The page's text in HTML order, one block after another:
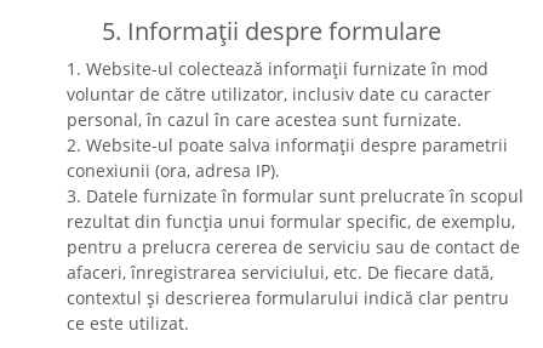
5. Informații despre formulare
1. Website-ul colectează informații furnizate în mod
voluntar de către utilizator, inclusiv date cu caracter
personal, în cazul în care acestea sunt furnizate.
2. Website-ul poate salva informații despre parametrii
conexiunii (ora, adresa IP).
3. Datele furnizate în formular sunt prelucrate în scopul
rezultat din funcția unui formular specific, de exemplu,
pentru a prelucra cererea de serviciu sau de contact de
afaceri, înregistrarea serviciului, etc. De fiecare dată,
contextul și descrierea formularului indică clar pentru
ce este utilizat.